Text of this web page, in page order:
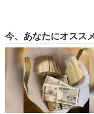
今、あなたにオスス